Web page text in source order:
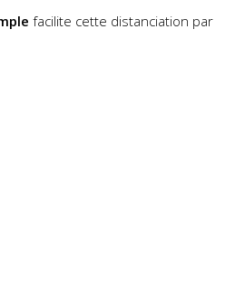
facilite cette distanciation par